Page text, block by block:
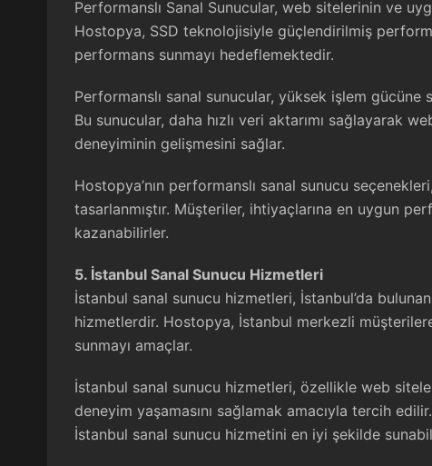
Performanslı Sanal Sunucular, web sitelerinin ve
Hostopya, SSD teknolojisiyle güçlendirilmiş
performans sunmayı hedeflemektedir.
Performanslı sanal sunucular, yüksek işlem gücüne
Bu sunucular, daha hızlı veri aktarımı sağlayarak
deneyiminin gelişmesini sağlar.
Hostopya’nın performanslı sanal sunucu
tasarlanmıştır. Müşteriler, ihtiyaçlarına en uygun
kazanabilirler.
5. İstanbul Sanal Sunucu Hizmetleri
İstanbul sanal sunucu hizmetleri, İstanbul’da
hizmetlerdir. Hostopya, İstanbul merkezli
sunmayı amaçlar.
İstanbul sanal sunucu hizmetleri, özellikle web
deneyim yaşamasını sağlamak amacıyla tercih
İstanbul sanal sunucu hizmetini en iyi şekilde